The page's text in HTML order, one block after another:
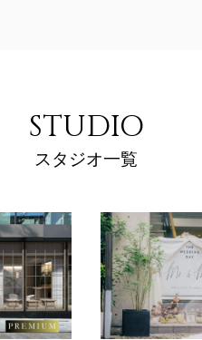
STUDIO
スタジオ一覧